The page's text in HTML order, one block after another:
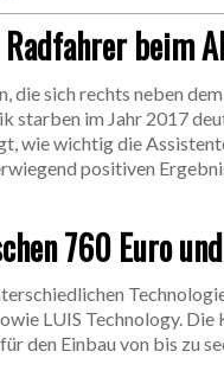
beim
die sich rechts neben
starben im Jahr 2017
wie wichtig die
positiven
760 Euro
LUIS Technology.
den Einbau von bis zu